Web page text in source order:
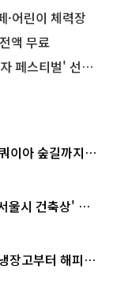
·어린이 체력장
액 무료
벌' 선착순 5천명
이아 숲길까지…
울시 건축상' 수
장고부터 해피소